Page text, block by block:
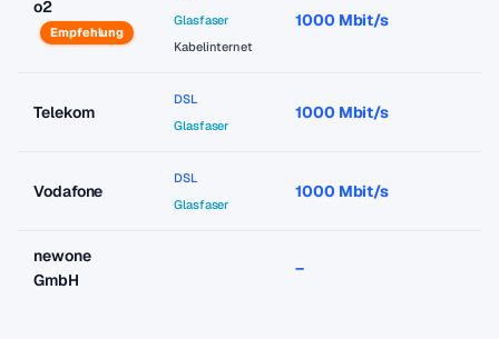
o2
Empfehlung
Glasfaser
Kabelinternet
1000 Mbit/s
Telekom
DSL
Glasfaser
1000 Mbit/s
Vodafone
DSL
Glasfaser
1000 Mbit/s
newone
GmbH
–